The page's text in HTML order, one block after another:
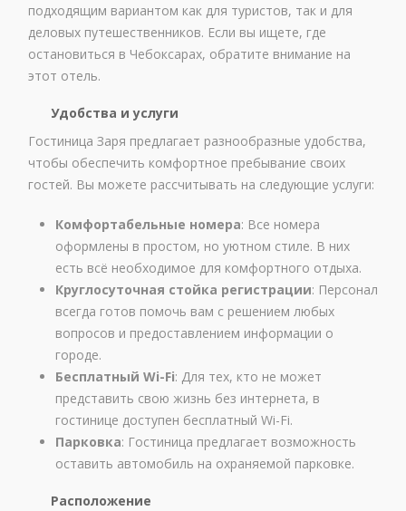
подходящим вариантом как для туристов, так и для
деловых путешественников. Если вы ищете, где
остановиться в Чебоксарах, обратите внимание на
этот отель.
Удобства и услуги
Гостиница Заря предлагает разнообразные удобства,
чтобы обеспечить комфортное пребывание своих
гостей. Вы можете рассчитывать на следующие услуги:
Комфортабельные номера: Все номера
оформлены в простом, но уютном стиле. В них
есть всё необходимое для комфортного отдыха.
Круглосуточная стойка регистрации: Персонал
всегда готов помочь вам с решением любых
вопросов и предоставлением информации о
городе.
Бесплатный Wi-Fi: Для тех, кто не может
представить свою жизнь без интернета, в
гостинице доступен бесплатный Wi-Fi.
Парковка: Гостиница предлагает возможность
оставить автомобиль на охраняемой парковке.
Расположение